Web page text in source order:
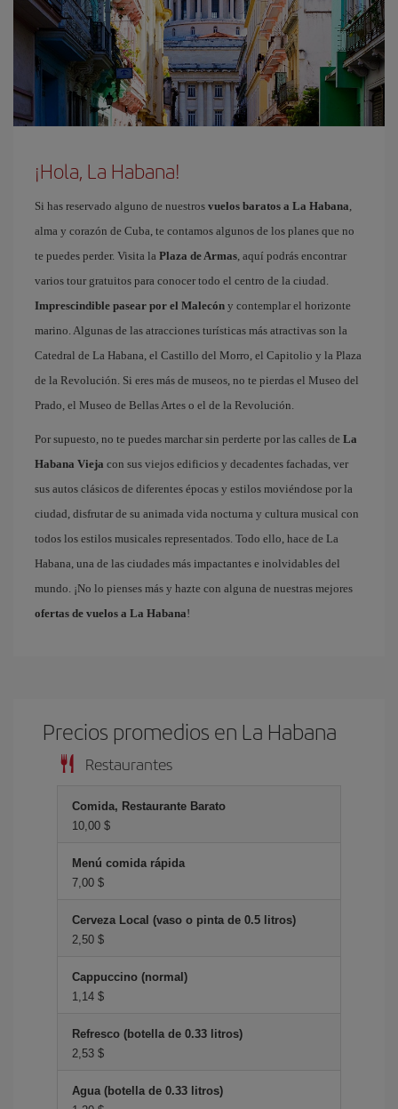
¡Hola, La Habana!
Si has reservado alguno de nuestros vuelos baratos a La Habana,
alma y corazón de Cuba, te contamos algunos de los planes que no
te puedes perder. Visita la Plaza de Armas, aquí podrás encontrar
varios tour gratuitos para conocer todo el centro de la ciudad.
Imprescindible pasear por el Malecón y contemplar el horizonte
marino. Algunas de las atracciones turísticas más atractivas son la
Catedral de La Habana, el Castillo del Morro, el Capitolio y la Plaza
de la Revolución. Si eres más de museos, no te pierdas el Museo del
Prado, el Museo de Bellas Artes o el de la Revolución.
Por supuesto, no te puedes marchar sin perderte por las calles de La
Habana Vieja con sus viejos edificios y decadentes fachadas, ver
sus autos clásicos de diferentes épocas y estilos moviéndose por la
ciudad, disfrutar de su animada vida nocturna y cultura musical con
todos los estilos musicales representados. Todo ello, hace de La
Habana, una de las ciudades más impactantes e inolvidables del
mundo. ¡No lo pienses más y hazte con alguna de nuestras mejores
ofertas de vuelos a La Habana!
Precios promedios en La Habana
Restaurantes
Comida, Restaurante Barato
10,00 $
Menú comida rápida
7,00 $
Cerveza Local (vaso o pinta de 0.5 litros)
2,50 $
Cappuccino (normal)
1,14 $
Refresco (botella de 0.33 litros)
2,53 $
Agua (botella de 0.33 litros)